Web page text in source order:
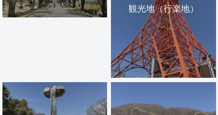
観光地（行楽地）